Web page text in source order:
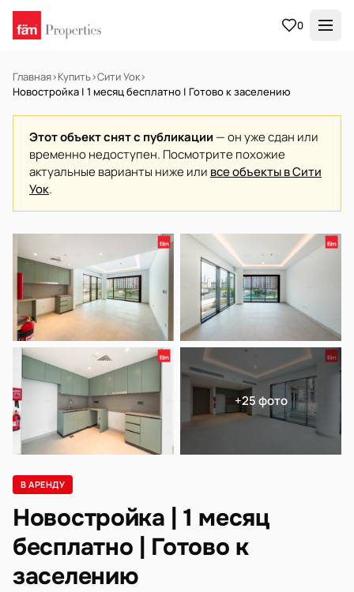
0
Главная›Купить›Сити Уок›
Новостройка | 1 месяц бесплатно | Готово к заселению
Этот объект снят с публикации — он уже сдан или
временно недоступен. Посмотрите похожие
актуальные варианты ниже или все объекты в Сити
Уок.
Готов к заселению
+25 фото
В АРЕНДУ
Новостройка | 1 месяц
бесплатно | Готово к
заселению